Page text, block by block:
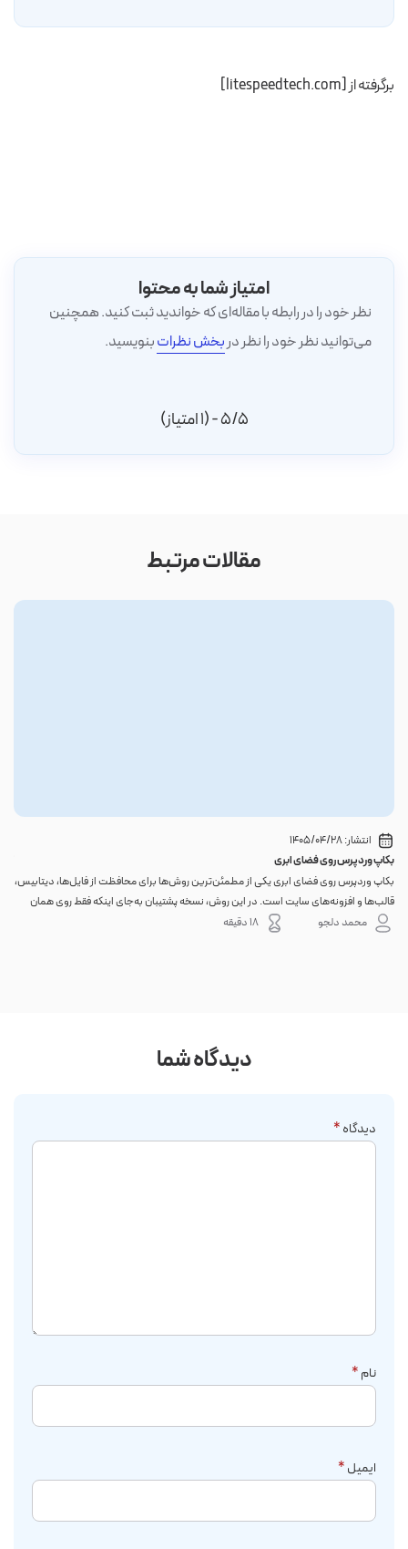
برگرفته از [litespeedtech.com]
امتیاز شما به محتوا
نظر خود را در رابطه با مقاله‌ای که خواندید ثبت کنید. همچنین
می‌توانید نظر خود را نظر در بخش نظراتبنویسید.
5/5 - (1 امتیاز)
مقالات مرتبط
انتشار:1405/04/28
بکاپ وردپرس روی فضای ابری
بکاپ وردپرس روی فضای ابری یکی از مطمئن‌ترین روش‌ها برای محافظت از فایل‌ها، دیتابیس،
قالب‌ها و افزونه‌های سایت است. در این روش، نسخه پشتیبان به‌جای اینکه فقط روی همان
هاست اصلی باقی بماند، به یک فضای جداگانه منتقل می‌شود؛ بنابراین خرابی سرور، هک
محمد دلجو 18 دقیقه
دیدگاه شما
دیدگاه*
نام*
ایمیل*